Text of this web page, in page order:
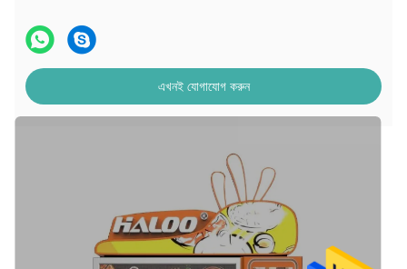
এখনই যোগাযোগ করুন